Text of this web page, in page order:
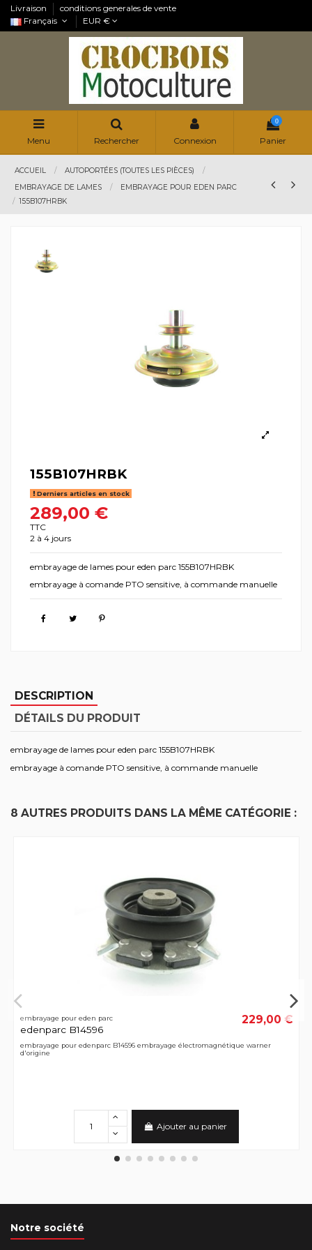
Livraison
conditions generales de vente
Français
EUR €
Menu Rechercher Connexion
0
Panier
ACCUEIL
AUTOPORTÉES (TOUTES LES PIÈCES)
EMBRAYAGE DE LAMES
EMBRAYAGE POUR EDEN PARC
155B107HRBK
155B107HRBK
Derniers articles en stock
289,00 €
TTC
2 à 4 jours
embrayage de lames pour eden parc 155B107HRBK
embrayage à comande PTO sensitive, à commande manuelle
DESCRIPTION
DÉTAILS DU PRODUIT
embrayage de lames pour eden parc 155B107HRBK
embrayage à comande PTO sensitive, à commande manuelle
8 AUTRES PRODUITS DANS LA MÊME CATÉGORIE :
embrayage pour eden parc
edenparc B14596
229,00 €
embrayage pour edenparc B14596 embrayage électromagnétique warner
d'origine
Ajouter au panier
Notre société